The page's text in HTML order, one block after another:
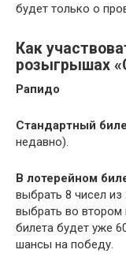
будет только о
Как
розыгрышах
Рапидо
Стандартный
недавно).
В лотерейном
выбрать 8 чисел
выбрать во втором
билета будет уже
шансы на победу.